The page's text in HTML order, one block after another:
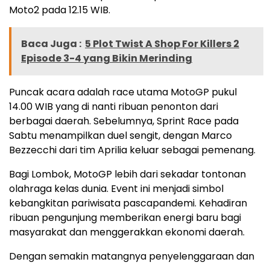
Moto2 pada 12.15 WIB.
Baca Juga : 5 Plot Twist A Shop For Killers 2
Episode 3-4 yang Bikin Merinding
Puncak acara adalah race utama MotoGP pukul
14.00 WIB yang di nanti ribuan penonton dari
berbagai daerah. Sebelumnya, Sprint Race pada
Sabtu menampilkan duel sengit, dengan Marco
Bezzecchi dari tim Aprilia keluar sebagai pemenang.
Bagi Lombok, MotoGP lebih dari sekadar tontonan
olahraga kelas dunia. Event ini menjadi simbol
kebangkitan pariwisata pascapandemi. Kehadiran
ribuan pengunjung memberikan energi baru bagi
masyarakat dan menggerakkan ekonomi daerah.
Dengan semakin matangnya penyelenggaraan dan